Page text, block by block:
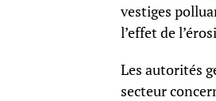
vestiges
l’effet de
Les autorités
secteur